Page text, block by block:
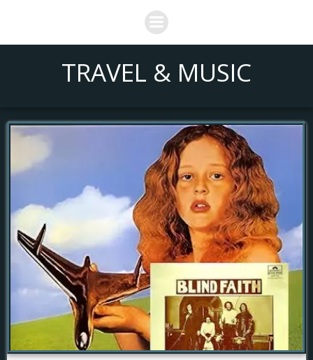
Saltar
al
contenido
TRAVEL & MUSIC